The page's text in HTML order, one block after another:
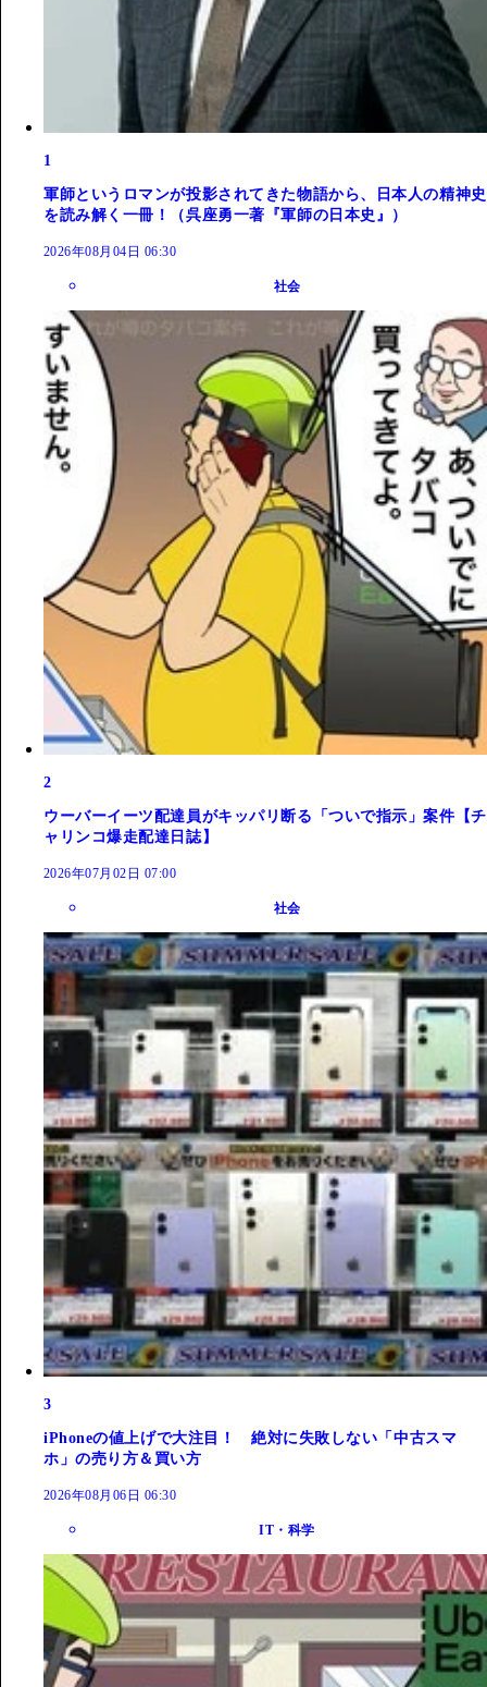
1
軍師というロマンが投影されてきた物語から、日本人の精神史
を読み解く一冊！（呉座勇一著『軍師の日本史』）
2026年08月04日 06:30
社会
2
ウーバーイーツ配達員がキッパリ断る「ついで指示」案件【チ
ャリンコ爆走配達日誌】
2026年07月02日 07:00
社会
3
iPhoneの値上げで大注目！ 絶対に失敗しない「中古スマ
ホ」の売り方＆買い方
2026年08月06日 06:30
IT・科学